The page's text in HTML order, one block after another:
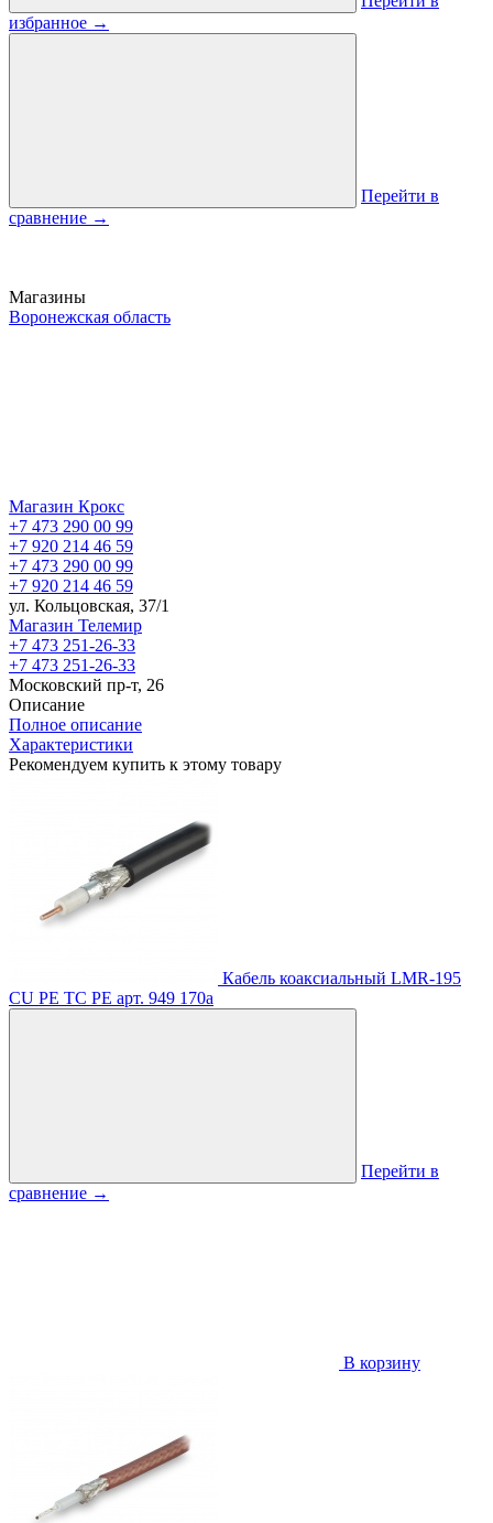
избранное →
Перейти в
сравнение →
Магазины
Воронежская область
Магазин Крокс
+7 473 290 00 99
+7 920 214 46 59
+7 473 290 00 99
+7 920 214 46 59
ул. Кольцовская, 37/1
Магазин Телемир
+7 473 251-26-33
+7 473 251-26-33
Московский пр-т, 26
Описание
Полное описание
Характеристики
Рекомендуем купить к этому товару
Кабель коаксиальный LMR-195
CU PE TC PE арт. 949 170a
Перейти в
сравнение →
В корзину